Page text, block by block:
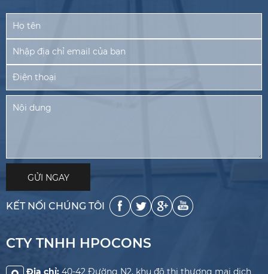
KẾT NỐI CHÚNG TÔI
CTY TNHH HPOCONS
Địa chỉ: 40-42 Đường N2, khu đô thị thương mại dịch